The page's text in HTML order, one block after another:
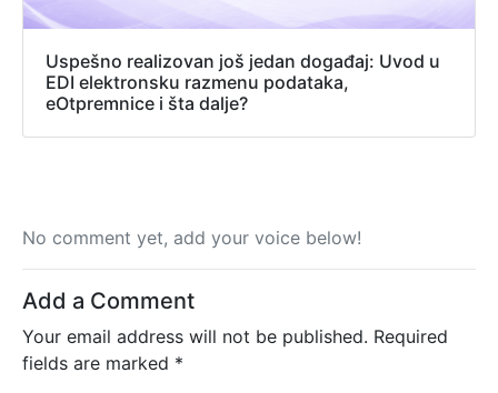
Uspešno realizovan još jedan događaj: Uvod u
EDI elektronsku razmenu podataka,
eOtpremnice i šta dalje?
No comment yet, add your voice below!
Add a Comment
Your email address will not be published. Required
fields are marked *